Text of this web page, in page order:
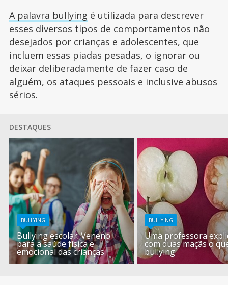
A palavra bullying é utilizada para descrever
esses diversos tipos de comportamentos não
desejados por crianças e adolescentes, que
incluem essas piadas pesadas, o ignorar ou
deixar deliberadamente de fazer caso de
alguém, os ataques pessoais e inclusive abusos
sérios.
DESTAQUES
BULLYING
Bullying escolar. Veneno
para a saúde física e
emocional das crianças
BULLYING
Uma professora
com duas maçãs o
bullying